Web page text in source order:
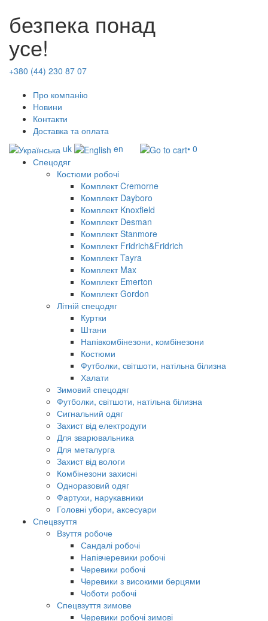
безпека понад
усе!
+380 (44) 230 87 07
Про компанію
Новини
Контакти
Доставка та оплата
uk
en
• 0
Спецодяг
Костюми робочі
Комплект Cremorne
Комплект Dayboro
Комплект Knoxfield
Комплект Desman
Комплект Stanmore
Комплект Fridrich&Fridrich
Комплект Tayra
Комплект Max
Комплект Emerton
Комплект Gordon
Літній спецодяг
Куртки
Штани
Напівкомбінезони, комбінезони
Костюми
Футболки, світшоти, натільна білизна
Халати
Зимовий спецодяг
Футболки, світшоти, натільна білизна
Сигнальний одяг
Захист від електродуги
Для зварювальника
Для металурга
Захист від вологи
Комбінезони захисні
Одноразовий одяг
Фартухи, нарукавники
Головні убори, аксесуари
Спецвзуття
Взуття робоче
Сандалі робочі
Напівчеревики робочі
Черевики робочі
Черевики з високими берцями
Чоботи робочі
Спецвзуття зимове
Черевики робочі зимові